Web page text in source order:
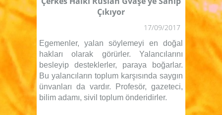
Çıkıyor
17/09/2017
Egemenler, yalan söylemeyi en doğal
hakları olarak görürler. Yalancılarını
besleyip desteklerler, paraya boğarlar.
Bu yalancıların toplum karşısında saygın
ünvanları da vardır. Profesör, gazeteci,
bilim adamı, sivil toplum önderidirler.